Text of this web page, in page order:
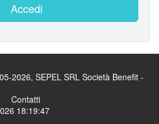
Accedi
2026, SEPEL SRL Società Benefit -
Contatti
18:19:47